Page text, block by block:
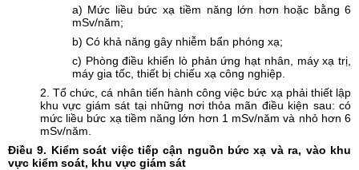
a) Mức liều bức xạ tiềm năng lớn hơn hoặc bằng 6
mSv/năm;
b) Có khả năng gây nhiễm bẩn phóng xạ;
c) Phòng điều khiển lò phản ứng hạt nhân, máy xạ trị,
máy gia tốc, thiết bị chiếu xạ công nghiệp.
2. Tổ chức, cá nhân tiến hành công việc bức xạ phải thiết lập
khu vực giám sát tại những nơi thỏa mãn điều kiện sau: có
mức liều bức xạ tiềm năng lớn hơn 1 mSv/năm và nhỏ hơn 6
mSv/năm.
Điều9. Kiểm soát việc tiếp cận nguồn bức xạ và ra, vào khu
vực kiểm soát, khu vực giám sát